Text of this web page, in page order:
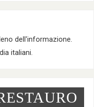
dell'informazione.
italiani.